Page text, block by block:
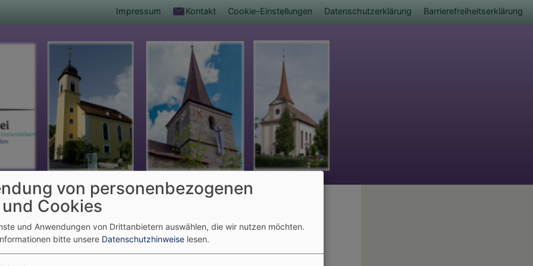
Fußbereichsmenü
Impressum Kontakt Cookie-Einstellungen Datenschutzerklärung Barrierefreiheitserklärung
- Gemeinde leben Unsere Kirchen
Kirchen
von personenbezogenen
Cookies
und Anwendungen von Drittanbietern auswählen, die wir nutzen möchten.
bitte unsere Datenschutzhinweise lesen.